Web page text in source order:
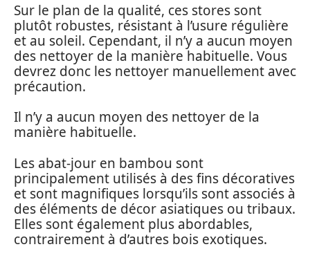
Sur le plan de la qualité, ces stores sont
plutôt robustes, résistant à l’usure régulière
et au soleil. Cependant, il n’y a aucun moyen
des nettoyer de la manière habituelle. Vous
devrez donc les nettoyer manuellement avec
précaution.
Il n’y a aucun moyen des nettoyer de la
manière habituelle.
Les abat-jour en bambou sont
principalement utilisés à des fins décoratives
et sont magnifiques lorsqu’ils sont associés à
des éléments de décor asiatiques ou tribaux.
Elles sont également plus abordables,
contrairement à d’autres bois exotiques.